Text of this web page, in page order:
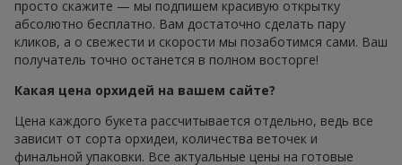
просто скажите — мы подпишем красивую открытку
абсолютно бесплатно. Вам достаточно сделать пару
кликов, а о свежести и скорости мы позаботимся сами. Ваш
получатель точно останется в полном восторге!
Какая цена орхидей на вашем сайте?
Цена каждого букета рассчитывается отдельно, ведь все
зависит от сорта орхидеи, количества веточек и
финальной упаковки. Все актуальные цены на готовые